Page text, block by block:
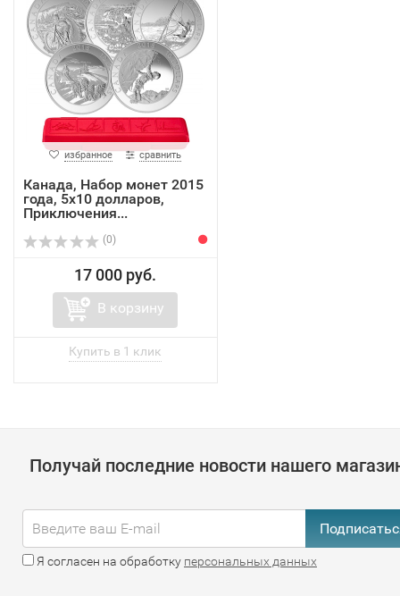
избранное сравнить
Канада, Набор монет 2015
года, 5х10 долларов,
Приключения...
(0)
17 000 руб.
В корзину
Получай последние новости нашего
Я согласен на обработку персональных данных